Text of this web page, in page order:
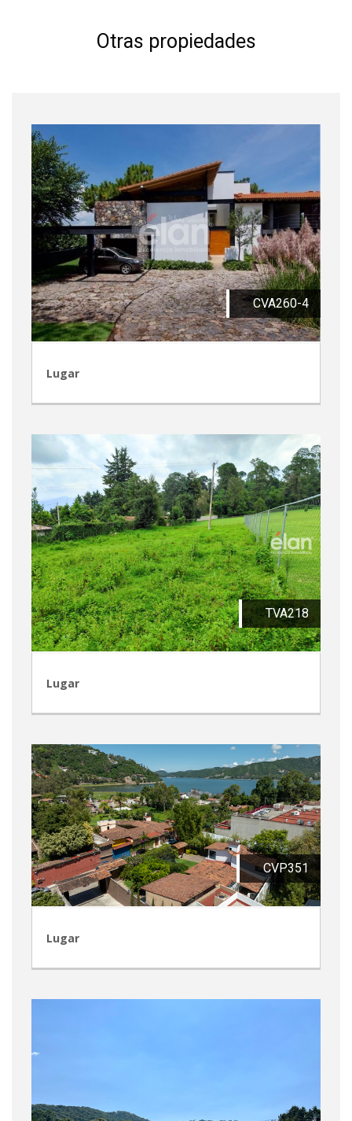
Otras propiedades
CVA260-4
Lugar
TVA218
Lugar
CVP351
Lugar